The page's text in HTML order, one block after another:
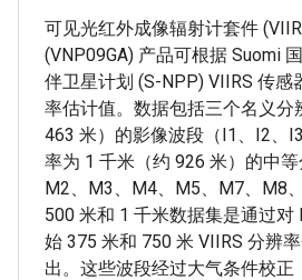
可见光红外成像辐射计套件
(VNP09GA) 产品可根据 Suomi
伴卫星计划 (S-NPP) VIIRS 传感
率估计值。数据包括三个名义分
463 米）的影像波段（I1、I2、
率为 1 千米（约 926 米）的中等
M2、M3、M4、M5、M7、M8
500 米和 1 千米数据集是通过对
始 375 米和 750 米 VIIRS 分辨
出。这些波段经过大气条件校正